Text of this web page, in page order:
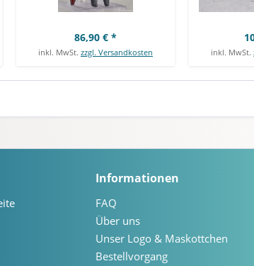
86,90 € *
inkl. MwSt. zzgl. Versandkosten inkl. MwSt.
Informationen
FAQ
Über uns
Unser Logo & Maskottchen
Bestellvorgang